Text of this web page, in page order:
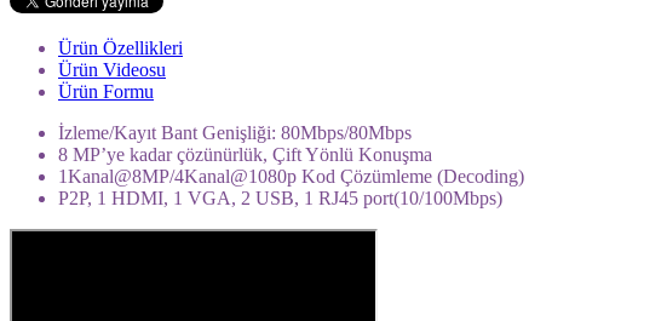
Ürün Özellikleri
Ürün Videosu
Ürün Formu
İzleme/Kayıt Bant Genişliği: 80Mbps/80Mbps
8 MP’ye kadar çözünürlük, Çift Yönlü Konuşma
1Kanal@8MP/4Kanal@1080p Kod Çözümleme (Decoding)
P2P, 1 HDMI, 1 VGA, 2 USB, 1 RJ45 port(10/100Mbps)